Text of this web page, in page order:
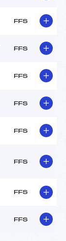
FFS
FFS
FFS
FFS
FFS
FFS
FFS
FFS